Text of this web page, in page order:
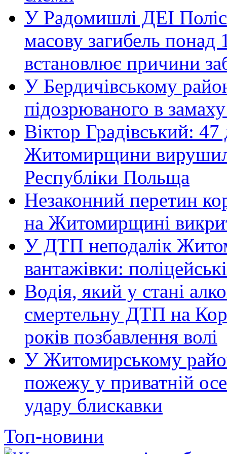
У Радомишлі ДЕІ
масову загибель понад
встановлює причини
У Бердичівському
підозрюваного в
Віктор Градівський: 47
Житомирщини
Республіки Польща
Незаконний перетин
на Житомирщині
У ДТП неподалік
вантажівки:
Водія, який у стані
смертельну ДТП на
років позбавлення волі
У Житомирському
пожежу у приватній
удару блискавки
Топ-новини